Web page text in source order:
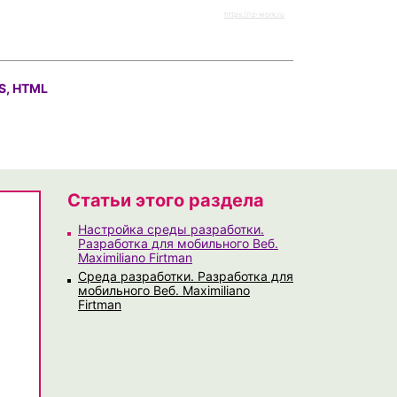
https://rz-work.ru
HTML
Статьи этого раздела
Настройка среды разработки.
Разработка для мобильного Веб.
Maximiliano Firtman
Среда разработки. Разработка для
мобильного Веб. Maximiliano
Firtman